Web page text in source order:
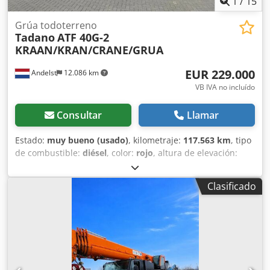
USTED Dwodpfx Acjzd Iixjfja -- Carga de vehículos Con
gusto le ayudaremos con la carga de los vehículos que
haya comprado. Organización de transportes especiales
Con gusto le ayudaremos con la organización de
placas de exportación Con gusto le ayudaremos con la
obtención de placas de exportación/placas de matrícula
ayudaremos con la gestión de trámites aduaneros.
Andelst 12.086 km
Grúa todoterreno
TadanoATF 40G-2
KRAAN/KRAN/CRANE/GRUA
EUR 229.000
VB IVA no incluído
Consultar Llamar
Estado: muy bueno (usado), kilometraje: 117.563 km, tipo
de combustible: diésel, color: rojo, altura de elevación:
, primer registro:05/2015
telescópico, Año de fabricación:2015, = Otras opciones y
accesorios = - Toma de fuerza (PTO) = Más información =
Dsdpfx Aouxu Dyscfewa Información técnica Número de
cilindros: 6 Cilindrada del motor: 6.374 cc Tracción: Ruedas
Dimensiones (L x A): 1103 x 255 cm Funcional Longitud del
mástil: 35,2 m Capacidad de elevación: 40.000 kg Marca de
la superestructura: TADANO ATF 40G-2 Marcado CE: sí
Condición Estado técnico: muy bueno Estado óptico: muy
Clasificado